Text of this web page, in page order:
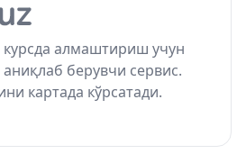
алмаштириш учун
берувчи сервис.
картада кўрсатади.